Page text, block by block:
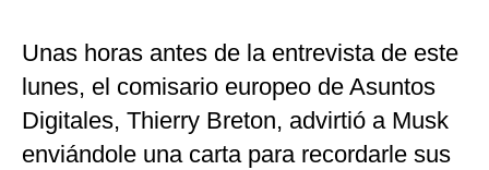
Unas horas antes de la entrevista de este
lunes, el comisario europeo de Asuntos
Digitales, Thierry Breton, advirtió a Musk
enviándole una carta para recordarle sus